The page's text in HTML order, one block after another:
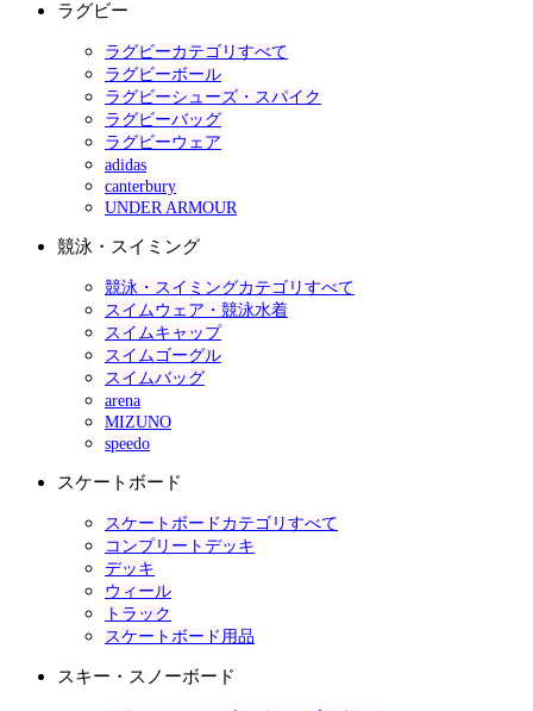
ラグビー
ラグビーカテゴリすべて
ラグビーボール
ラグビーシューズ・スパイク
ラグビーバッグ
ラグビーウェア
adidas
canterbury
UNDER ARMOUR
競泳・スイミング
競泳・スイミングカテゴリすべて
スイムウェア・競泳水着
スイムキャップ
スイムゴーグル
スイムバッグ
arena
MIZUNO
speedo
スケートボード
スケートボードカテゴリすべて
コンプリートデッキ
デッキ
ウィール
トラック
スケートボード用品
スキー・スノーボード